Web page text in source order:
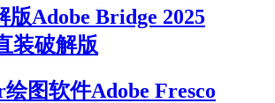
版Adobe Bridge 2025
装破解版
图软件Adobe Fresco